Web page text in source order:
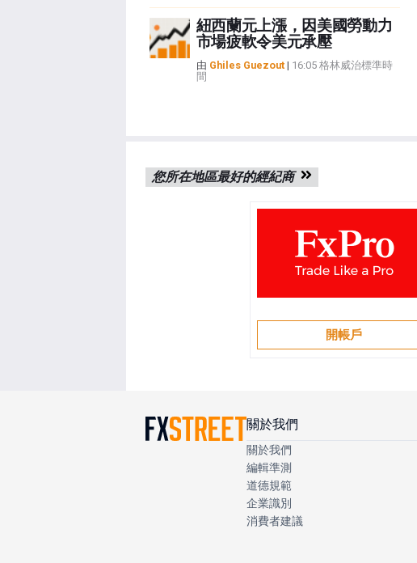
紐西蘭元上漲，因美國勞動力
市場疲軟令美元承壓
由 Ghiles Guezout| 16:05 格林威治標準時
間
您所在地區最好的經紀商
開帳戶
關於我們
關於我們
編輯準測
道德規範
企業識別
消費者建議